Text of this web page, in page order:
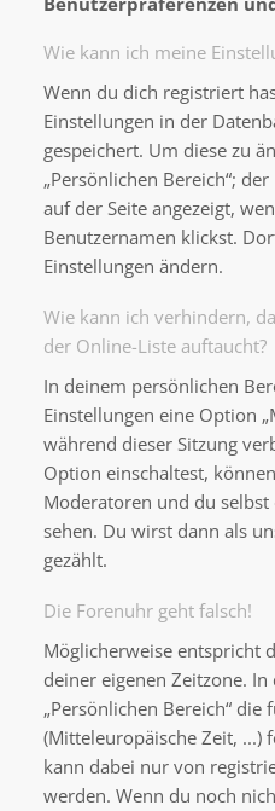
Wie kann ich meine
Wenn du dich registriert
Einstellungen in der
gespeichert. Um diese zu
„Persönlichen Bereich“;
auf der Seite angezeigt,
Benutzernamen klickst.
Einstellungen ändern.
Wie kann ich verhindern,
der Online-Liste auftaucht?
In deinem persönlichen
Einstellungen eine Option
während dieser Sitzung
Option einschaltest,
Moderatoren und du
sehen. Du wirst dann als
gezählt.
Die Forenuhr geht falsch!
Möglicherweise entspricht
deiner eigenen Zeitzone.
„Persönlichen Bereich“
(Mitteleuropäische Zeit, ...)
kann dabei nur von
werden. Wenn du noch